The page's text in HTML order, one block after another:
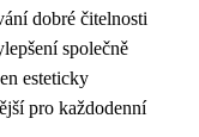
dobré čitelnosti
společně
esteticky
pro každodenní